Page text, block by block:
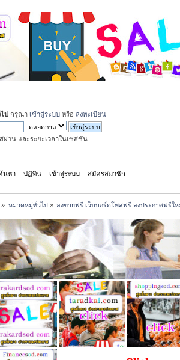
ป กรุณา เข้าสู่ระบบ หรือ ลงทะเบียน
ผ่าน และระยะเวลาในเซสชั่น
นหา ปฏิทิน เข้าสู่ระบบ สมัครสมาชิก
» หมวดหมู่ทั่วไป» ลงขายฟรี เว็บบอร์ดโพสฟรี ลงประกาศฟรีให